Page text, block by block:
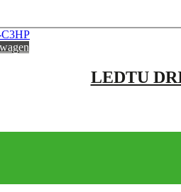
LEDTU